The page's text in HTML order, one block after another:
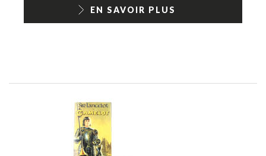
EN SAVOIR PLUS